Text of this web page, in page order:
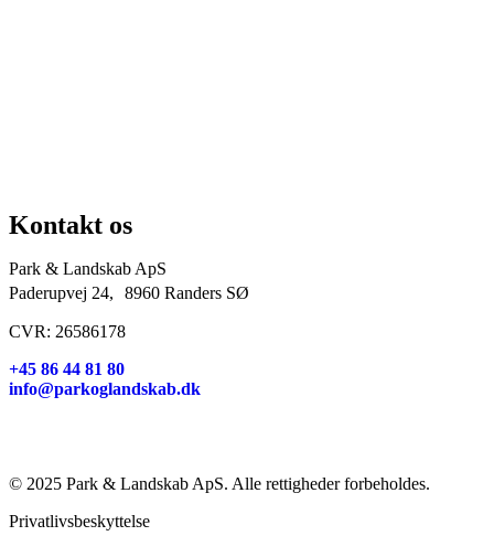
Kontakt os
Park & Landskab ApS
Paderupvej 24, 8960 Randers SØ
CVR: 26586178
+45 86 44 81 80
info@parkoglandskab.dk
© 2025 Park & Landskab ApS. Alle rettigheder forbeholdes.
Privatlivsbeskyttelse